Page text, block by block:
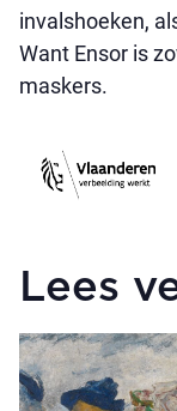
invalshoeken,
Want Ensor is
maskers.
Lees